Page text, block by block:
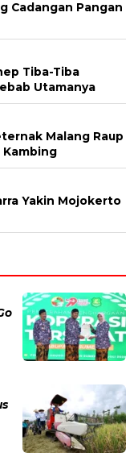
Cadangan Pangan
Tiba-Tiba
Utamanya
Malang Raup
Kambing
Yakin Mojokerto